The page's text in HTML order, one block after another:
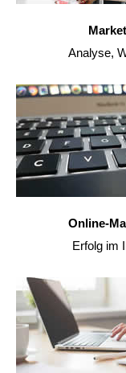
Analyse,
Online-
Erfolg im